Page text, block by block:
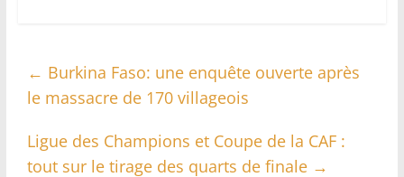
← Burkina Faso: une enquête ouverte après
le massacre de 170 villageois
Ligue des Champions et Coupe de la CAF :
tout sur le tirage des quarts de finale →